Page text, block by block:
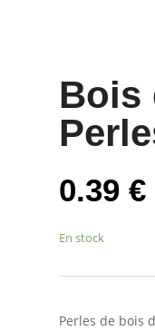
Bois
0.39 €
En stock
Perles de bois